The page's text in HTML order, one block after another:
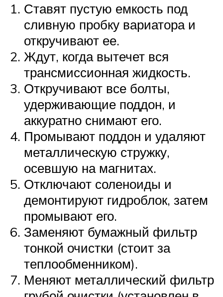
Ставят пустую емкость под
сливную пробку вариатора и
откручивают ее.
Ждут, когда вытечет вся
трансмиссионная жидкость.
Откручивают все болты,
удерживающие поддон, и
аккуратно снимают его.
Промывают поддон и удаляют
металлическую стружку,
осевшую на магнитах.
Отключают соленоиды и
демонтируют гидроблок, затем
промывают его.
Заменяют бумажный фильтр
тонкой очистки (стоит за
теплообменником).
Меняют металлический фильтр